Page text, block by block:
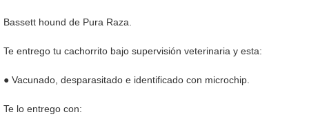
Bassett hound de Pura Raza.
Te entrego tu cachorrito bajo supervisión veterinaria y esta:
● Vacunado, desparasitado e identificado con microchip.
Te lo entrego con: